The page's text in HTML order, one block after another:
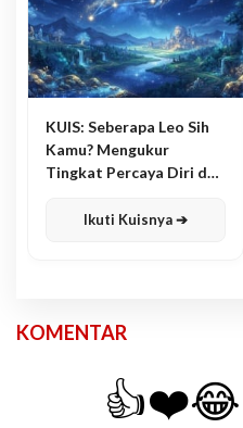
KUIS: Seberapa Leo Sih
Kamu? Mengukur
Tingkat Percaya Diri dan
Ikuti Kuisnya ➔
KOMENTAR
👍❤️😂